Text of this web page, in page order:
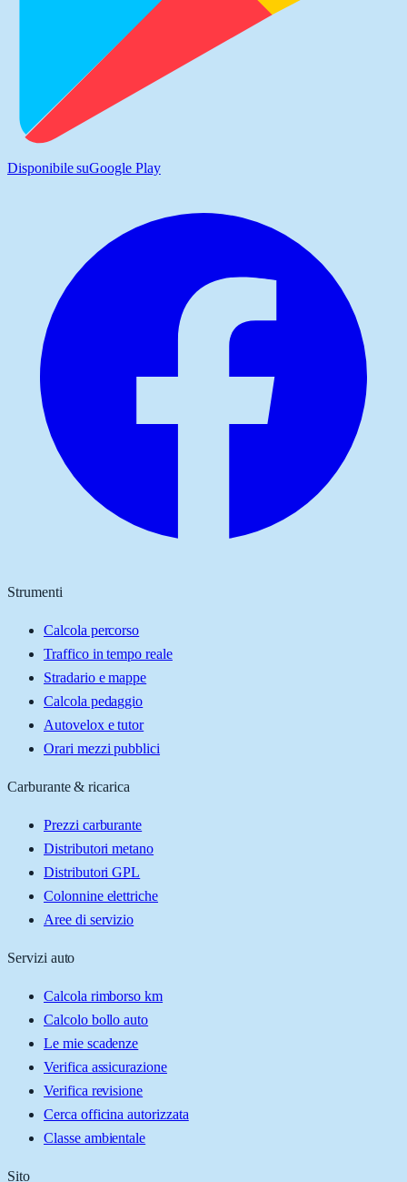
Disponibile suGoogle Play
Strumenti
Calcola percorso
Traffico in tempo reale
Stradario e mappe
Calcola pedaggio
Autovelox e tutor
Orari mezzi pubblici
Carburante & ricarica
Prezzi carburante
Distributori metano
Distributori GPL
Colonnine elettriche
Aree di servizio
Servizi auto
Calcola rimborso km
Calcolo bollo auto
Le mie scadenze
Verifica assicurazione
Verifica revisione
Cerca officina autorizzata
Classe ambientale
Sito